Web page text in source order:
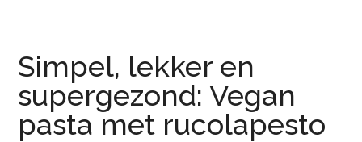
Simpel, lekker en
supergezond: Vegan
pasta met rucolapesto